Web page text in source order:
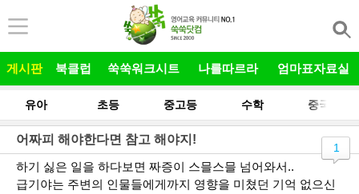
게시판 북클럽 쑥쑥워크시트 나를따르라 엄마표자료실
유아 초등 중고등 수학 중국어
어짜피 해야한다면 참고 해야지!
1
하기 싫은 일을 하다보면 짜증이 스믈스믈 넘어와서..
급기야는 주변의 인물들에게까지 영향을 미쳤던 기억 없으신